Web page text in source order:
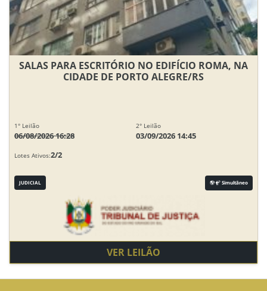
SALAS PARA ESCRITÓRIO NO EDIFÍCIO ROMA, NA
CIDADE DE PORTO ALEGRE/RS
1° Leilão
06/08/2026 16:28
2° Leilão
03/09/2026 14:45
Lotes Ativos:2/2
JUDICIAL Simultâneo
VER LEILÃO